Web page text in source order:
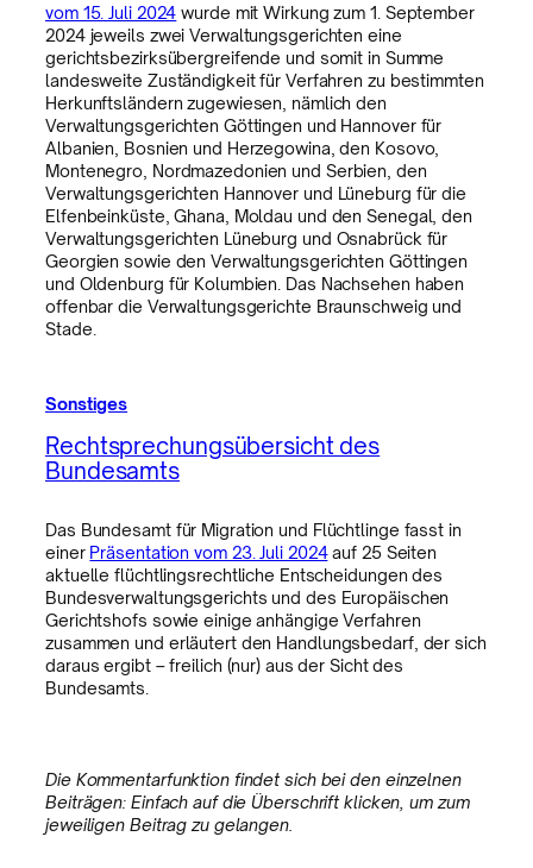
vom 15. Juli 2024 wurde mit Wirkung zum 1. September
2024 jeweils zwei Verwaltungsgerichten eine
gerichtsbezirksübergreifende und somit in Summe
landesweite Zuständigkeit für Verfahren zu bestimmten
Herkunftsländern zugewiesen, nämlich den
Verwaltungsgerichten Göttingen und Hannover für
Albanien, Bosnien und Herzegowina, den Kosovo,
Montenegro, Nordmazedonien und Serbien, den
Verwaltungsgerichten Hannover und Lüneburg für die
Elfenbeinküste, Ghana, Moldau und den Senegal, den
Verwaltungsgerichten Lüneburg und Osnabrück für
Georgien sowie den Verwaltungsgerichten Göttingen
und Oldenburg für Kolumbien. Das Nachsehen haben
offenbar die Verwaltungsgerichte Braunschweig und
Stade.
Sonstiges
Rechtsprechungsübersicht des
Bundesamts
Das Bundesamt für Migration und Flüchtlinge fasst in
einer Präsentation vom 23. Juli 2024auf 25 Seiten
aktuelle flüchtlingsrechtliche Entscheidungen des
Bundesverwaltungsgerichts und des Europäischen
Gerichtshofs sowie einige anhängige Verfahren
zusammen und erläutert den Handlungsbedarf, der sich
daraus ergibt – freilich (nur) aus der Sicht des
Bundesamts.
Die Kommentarfunktion findet sich bei den einzelnen
Beiträgen: Einfach auf die Überschrift klicken, um zum
jeweiligen Beitrag zu gelangen.